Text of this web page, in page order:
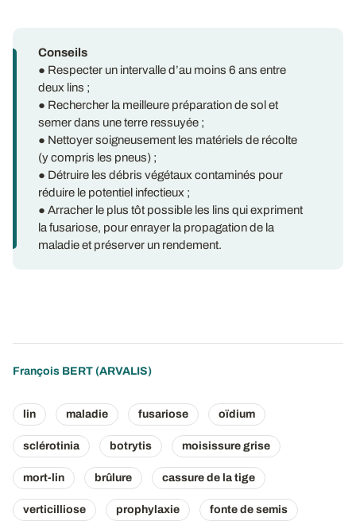
Conseils
● Respecter un intervalle d’au moins 6 ans entre
deux lins ;
● Rechercher la meilleure préparation de sol et
semer dans une terre ressuyée ;
● Nettoyer soigneusement les matériels de récolte
(y compris les pneus) ;
● Détruire les débris végétaux contaminés pour
réduire le potentiel infectieux ;
● Arracher le plus tôt possible les lins qui expriment
la fusariose, pour enrayer la propagation de la
maladie et préserver un rendement.
François BERT (ARVALIS)
lin maladie fusariose oïdium
sclérotinia botrytis moisissure grise
mort-lin brûlure cassure de la tige
verticilliose prophylaxie fonte de semis